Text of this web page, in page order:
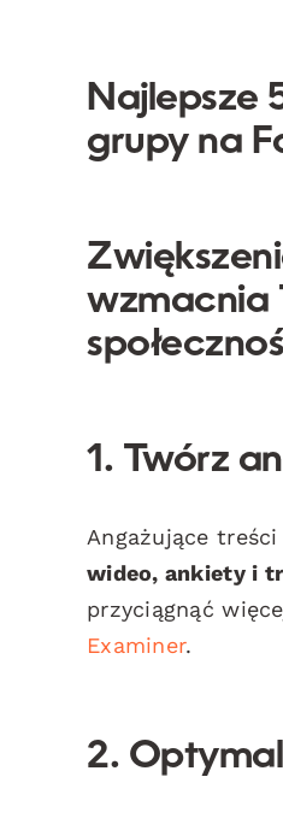
Najlepsze
grupy na
wzmacnia
1. Twórz
Angażujące
wideo, ankiety i
przyciągnąć
Examiner.
2.